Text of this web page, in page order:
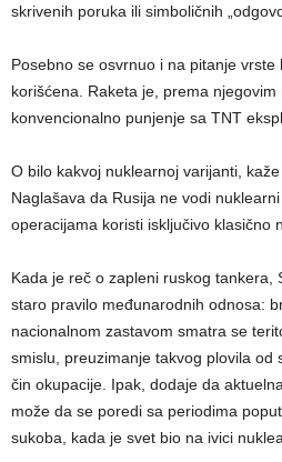
skrivenih poruka ili simboličnih
Posebno se osvrnuo i na pitanje vrste
korišćena. Raketa je, prema njegovim
konvencionalno punjenje sa TNT
O bilo kakvoj nuklearnoj varijanti,
Naglašava da Rusija ne vodi
operacijama koristi isključivo klasično
Kada je reč o zapleni ruskog tankera,
staro pravilo međunarodnih odnosa:
nacionalnom zastavom smatra se
smislu, preuzimanje takvog plovila od
čin okupacije. Ipak, dodaje da
može da se poredi sa periodima
sukoba, kada je svet bio na ivici